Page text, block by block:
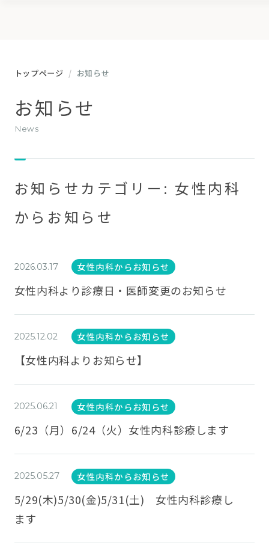
お知らせ
news
トップページ お知らせ
お知らせカテゴリー: 女性内科
からお知らせ
2026.03.17 女性内科からお知らせ
女性内科より診療日・医師変更のお知らせ
2025.12.02 女性内科からお知らせ
【女性内科よりお知らせ】
2025.06.21 女性内科からお知らせ
6/23（月）6/24（火）女性内科診療します
2025.05.27 女性内科からお知らせ
5/29(木)5/30(金)5/31(土) 女性内科診療し
ます